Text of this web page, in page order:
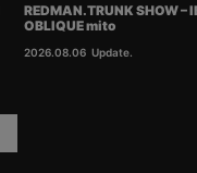
REDMAN.TRUNK SHOW
OBLIQUE mito
2026.08.06 Update.